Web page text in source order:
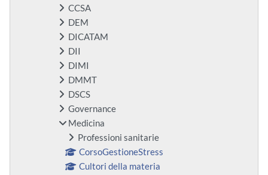
CCSA
DEM
DICATAM
DII
DIMI
DMMT
DSCS
Governance
Medicina
Professioni sanitarie
CorsoGestioneStress
Cultori della materia